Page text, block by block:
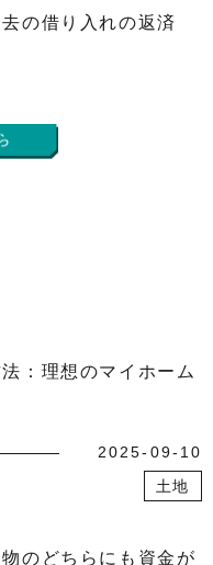
の借り入れの返済
：理想のマイホーム
2025-09-10
土地
のどちらにも資金が